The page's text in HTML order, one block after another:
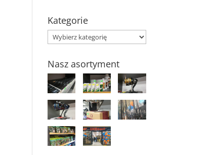
Kategorie
Kategorie
Nasz asortyment